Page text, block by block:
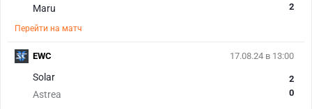
Maru
2
Перейти на матч
17.08.24 в 13:00
Solar
Astrea
2
0
EWC